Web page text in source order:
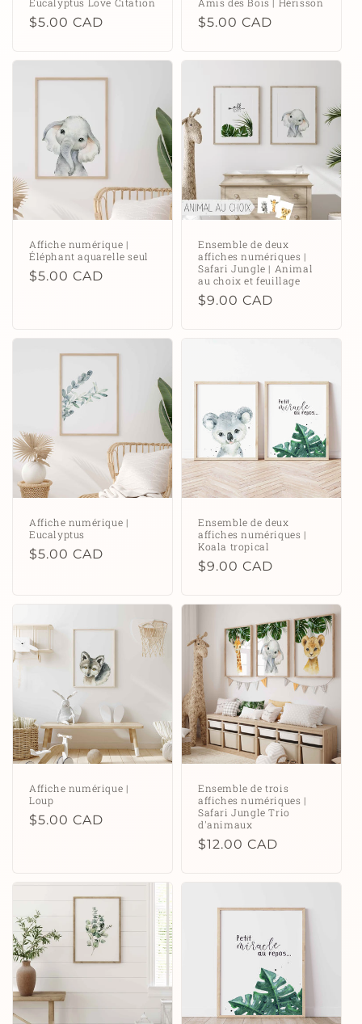
Prix
$5.00 CAD
Prix
$5.00 CAD
Affiche numérique |
Éléphant aquarelle seul
Prix
$5.00 CAD
Ensemble de deux
affiches numériques |
Safari Jungle | Animal
au choix et feuillage
Prix
$9.00 CAD
Affiche numérique |
Eucalyptus
Prix
$5.00 CAD
Ensemble de deux
affiches numériques |
Koala tropical
Prix
$9.00 CAD
Affiche numérique |
Loup
Prix
$5.00 CAD
Ensemble de trois
affiches numériques |
Safari Jungle Trio
d'animaux
Prix
$12.00 CAD